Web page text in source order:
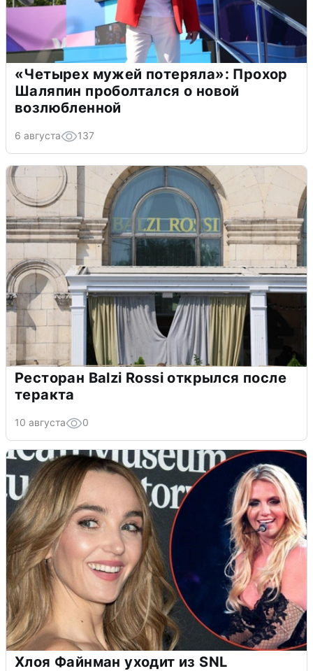
«Четырех мужей потеряла»: Прохор
Шаляпин проболтался о новой
возлюбленной
6 августа 137
Ресторан Balzi Rossi открылся после
теракта
10 августа 0
Хлоя Файнман уходит из SNL